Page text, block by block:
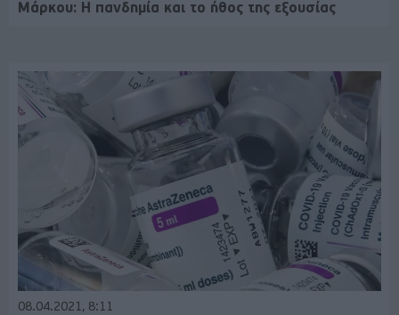
Μάρκου: Η πανδημία και το ήθος της εξουσίας
08.04.2021, 8:11